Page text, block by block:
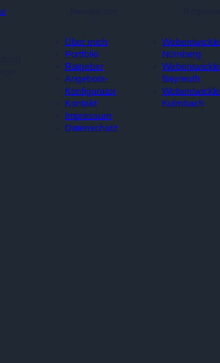
Über mich
Portfolio
Ratgeber
Angebots-
Konfigurator
Kontakt
Impressum
Datenschutz
Nürnberg
Bayreuth
Kulmbach